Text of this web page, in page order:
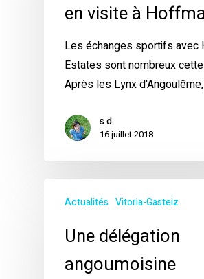
en visite à
Les échanges sportifs avec
Estates sont nombreux
Après les Lynx
s d
16 juillet 2018
Actualités Vitoria-Gasteiz
Une délégation
angoumoisine